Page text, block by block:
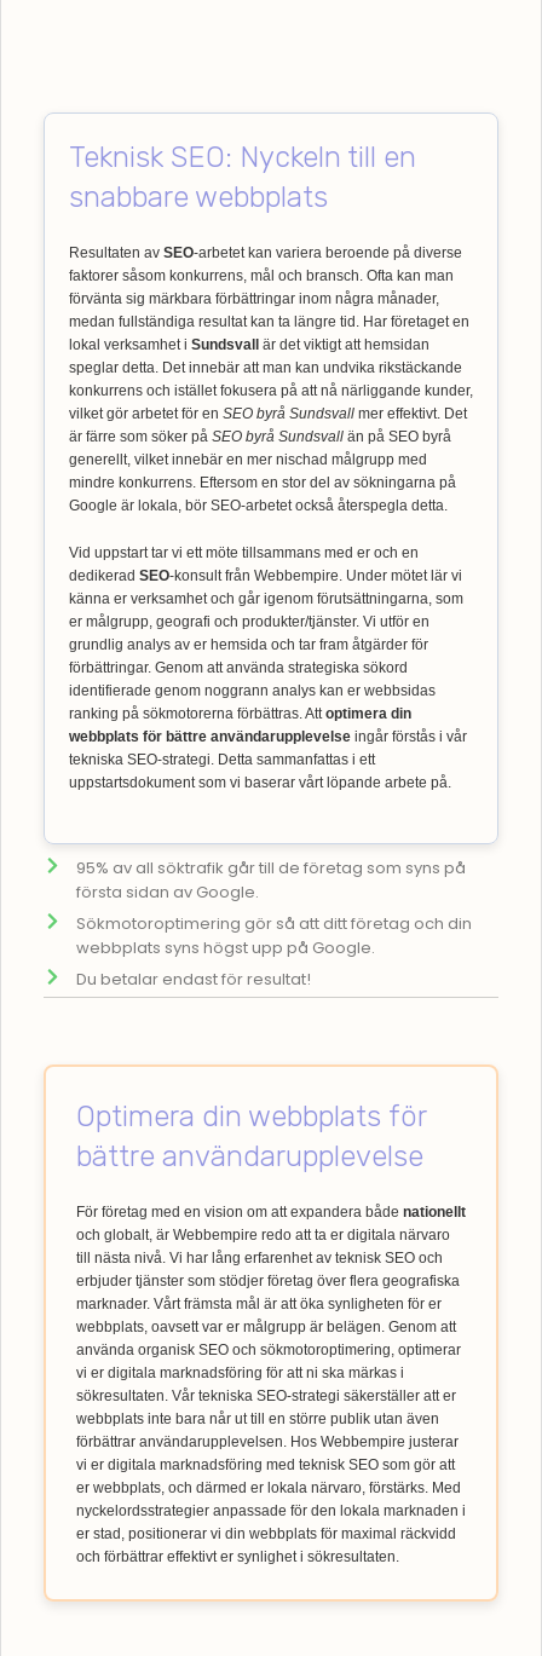
Teknisk SEO: Nyckeln till en
snabbare webbplats
Resultaten av SEO-arbetet kan variera beroende på diverse
faktorer såsom konkurrens, mål och bransch. Ofta kan man
förvänta sig märkbara förbättringar inom några månader,
medan fullständiga resultat kan ta längre tid. Har företaget en
lokal verksamhet i Sundsvall är det viktigt att hemsidan
speglar detta. Det innebär att man kan undvika rikstäckande
konkurrens och istället fokusera på att nå närliggande kunder,
vilket gör arbetet för en SEO byrå Sundsvall mer effektivt. Det
är färre som söker på SEO byrå Sundsvall än på SEO byrå
generellt, vilket innebär en mer nischad målgrupp med
mindre konkurrens. Eftersom en stor del av sökningarna på
Google är lokala, bör SEO-arbetet också återspegla detta.
Vid uppstart tar vi ett möte tillsammans med er och en
dedikerad SEO-konsult från Webbempire. Under mötet lär vi
känna er verksamhet och går igenom förutsättningarna, som
er målgrupp, geografi och produkter/tjänster. Vi utför en
grundlig analys av er hemsida och tar fram åtgärder för
förbättringar. Genom att använda strategiska sökord
identifierade genom noggrann analys kan er webbsidas
ranking på sökmotorerna förbättras. Attoptimera din
webbplats för bättre användarupplevelse ingår förstås i vår
tekniska SEO-strategi. Detta sammanfattas i ett
uppstartsdokument som vi baserar vårt löpande arbete på.
95% av all söktrafik går till de företag som syns på
första sidan av Google.
Sökmotoroptimering gör så att ditt företag och din
webbplats syns högst upp på Google.
Du betalar endast för resultat!
Optimera din webbplats för
bättre användarupplevelse
För företag med en vision om att expandera både nationellt
och globalt, är Webbempire redo att ta er digitala närvaro
till nästa nivå. Vi har lång erfarenhet av teknisk SEO och
erbjuder tjänster som stödjer företag över flera geografiska
marknader. Vårt främsta mål är att öka synligheten för er
webbplats, oavsett var er målgrupp är belägen. Genom att
använda organisk SEO och sökmotoroptimering, optimerar
vi er digitala marknadsföring för att ni ska märkas i
sökresultaten. Vår tekniska SEO-strategi säkerställer att er
webbplats inte bara når ut till en större publik utan även
förbättrar användarupplevelsen. Hos Webbempire justerar
vi er digitala marknadsföring med teknisk SEO som gör att
er webbplats, och därmed er lokala närvaro, förstärks. Med
nyckelordsstrategier anpassade för den lokala marknaden i
er stad, positionerar vi din webbplats för maximal räckvidd
och förbättrar effektivt er synlighet i sökresultaten.